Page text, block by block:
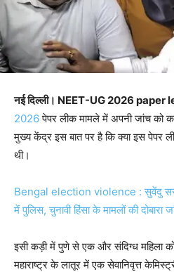
नई दिल्ली। NEET-UG 2026 paper
2026पेपर लीक मामले में अपनी जांच को
मुख्य केंद्र इस बात पर है कि क्या इस पेपर
थी।
Bengal election violence : सुवेंदु
में पुलिस, चुनावी हिंसा के मामलों की दोबारा
इसी कड़ी में पुणे से एक और संदिग्ध महिला को
महाराष्ट्र के लातूर में एक सेवानिवृत्त